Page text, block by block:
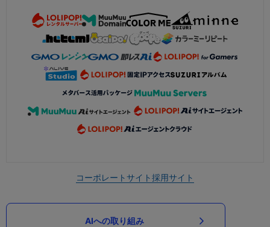
コーポレートサイト採用サイト
AIへの取り組み